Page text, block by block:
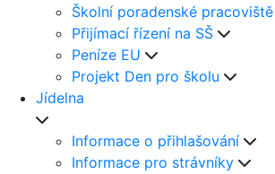
Školní poradenské pracoviště
Přijímací řízení na SŠ
Peníze EU
Projekt Den pro školu
Jídelna
Informace o přihlašování
Informace pro strávníky